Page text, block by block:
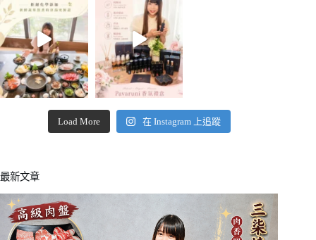
Load More 在 Instagram 上追蹤
最新文章